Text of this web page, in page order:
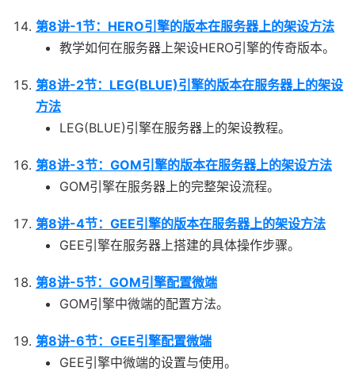
第8讲-1节：HERO引擎的版本在服务器上的架设方法
教学如何在服务器上架设HERO引擎的传奇版本。
第8讲-2节：LEG(BLUE)引擎的版本在服务器上的架设
方法
LEG(BLUE)引擎在服务器上的架设教程。
第8讲-3节：GOM引擎的版本在服务器上的架设方法
GOM引擎在服务器上的完整架设流程。
第8讲-4节：GEE引擎的版本在服务器上的架设方法
GEE引擎在服务器上搭建的具体操作步骤。
第8讲-5节：GOM引擎配置微端
GOM引擎中微端的配置方法。
第8讲-6节：GEE引擎配置微端
GEE引擎中微端的设置与使用。